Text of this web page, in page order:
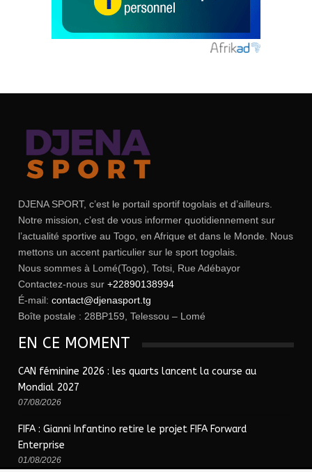
DJENA SPORT, c’est le portail sportif togolais et d’ailleurs.
Notre mission, c’est de vous informer quotidiennement sur
l’actualité sportive au Togo, en Afrique et dans le Monde. Nous
mettons un accent particulier sur le sport togolais.
Nous sommes à Lomé(Togo), Totsi, Rue Adébayor
Contactez-nous sur +22890138994
É-mail: contact@djenasport.tg
Boîte postale : 28BP159, Telessou – Lomé
EN CE MOMENT
CAN féminine 2026 : les quarts lancent la course au
Mondial 2027
07/08/2026
FIFA : Gianni Infantino retire le projet FIFA Forward
Enterprise
01/08/2026